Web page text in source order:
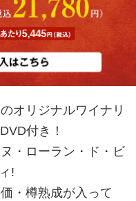
オリジナルワイナリ
付き！
・ローラン・ド・ビ
ィ!
・樽熟成が入って